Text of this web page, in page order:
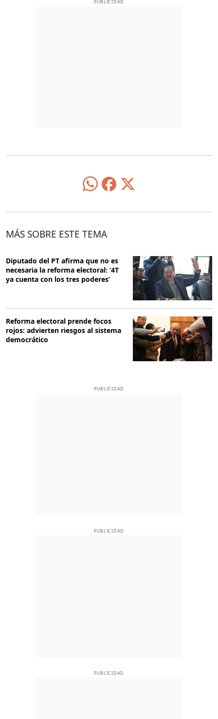
PUBLICIDAD
MÁS SOBRE ESTE TEMA
Diputado del PT afirma que no es
necesaria la reforma electoral: ‘4T
ya cuenta con los tres poderes’
Reforma electoral prende focos
rojos: advierten riesgos al sistema
democrático
PUBLICIDAD
PUBLICIDAD
PUBLICIDAD